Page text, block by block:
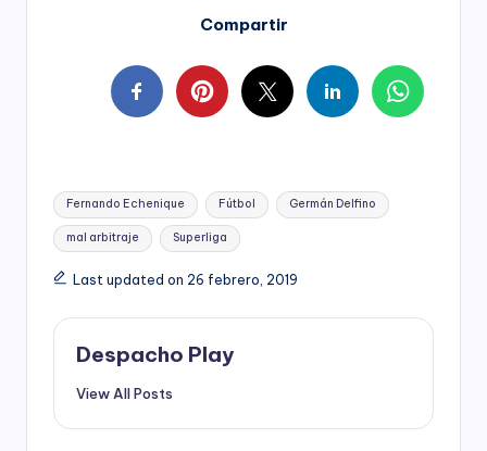
Compartir
Tags:
Fernando Echenique Fútbol Germán Delfino
mal arbitraje Superliga
Last updated on 26 febrero, 2019
Despacho Play
View All Posts